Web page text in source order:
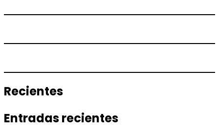
Recientes
Entradas recientes